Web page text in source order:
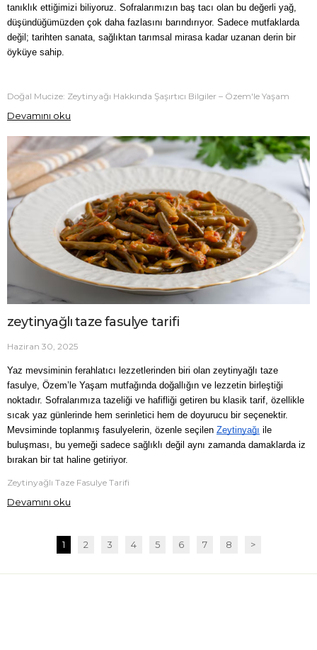
tanıklık ettiğimizi biliyoruz. Sofralarımızın baş tacı olan bu değerli yağ,
düşündüğümüzden çok daha fazlasını barındırıyor. Sadece mutfaklarda
değil; tarihten sanata, sağlıktan tarımsal mirasa kadar uzanan derin bir
öyküye sahip.
Doğal Mucize: Zeytinyağı Hakkında Şaşırtıcı Bilgiler – Özem'le Yaşam
Devamını oku
zeytinyağlı taze fasulye tarifi
Haziran 30, 2025
Yaz mevsiminin ferahlatıcı lezzetlerinden biri olan zeytinyağlı taze
fasulye, Özem’le Yaşam mutfağında doğallığın ve lezzetin birleştiği
noktadır. Sofralarımıza tazeliği ve hafifliği getiren bu klasik tarif, özellikle
sıcak yaz günlerinde hem serinletici hem de doyurucu bir seçenektir.
Mevsiminde toplanmış fasulyelerin, özenle seçilen Zeytinyağı ile
buluşması, bu yemeği sadece sağlıklı değil aynı zamanda damaklarda iz
bırakan bir tat haline getiriyor.
Zeytinyağlı Taze Fasulye Tarifi
Devamını oku
1 2 3 4 5 6 7 8 >